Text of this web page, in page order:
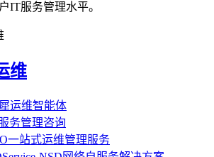
IT服务管理水平。
维
运维智能体
务管理咨询
一站式运维管理服务